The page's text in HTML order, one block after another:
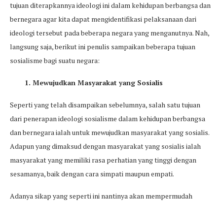
tujuan diterapkannya ideologi ini dalam kehidupan berbangsa dan
bernegara agar kita dapat mengidentifikasi pelaksanaan dari
ideologi tersebut pada beberapa negara yang menganutnya. Nah,
langsung saja, berikut ini penulis sampaikan beberapa tujuan
sosialisme bagi suatu negara:
1. Mewujudkan Masyarakat yang Sosialis
Seperti yang telah disampaikan sebelumnya, salah satu tujuan
dari penerapan ideologi sosialisme dalam kehidupan berbangsa
dan bernegara ialah untuk mewujudkan masyarakat yang sosialis.
Adapun yang dimaksud dengan masyarakat yang sosialis ialah
masyarakat yang memiliki rasa perhatian yang tinggi dengan
sesamanya, baik dengan cara simpati maupun empati.
Adanya sikap yang seperti ini nantinya akan mempermudah